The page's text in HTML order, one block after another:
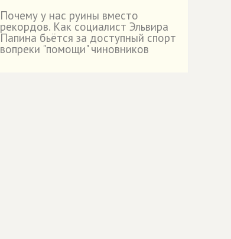
Почему у нас руины вместо
рекордов. Как социалист Эльвира
Папина бьётся за доступный спорт
вопреки "помощи" чиновников